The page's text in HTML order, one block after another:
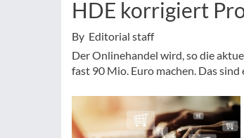
HDE korrigiert
By Editorial staff
Der Onlinehandel wird, so die
fast 90 Mio. Euro machen. Das